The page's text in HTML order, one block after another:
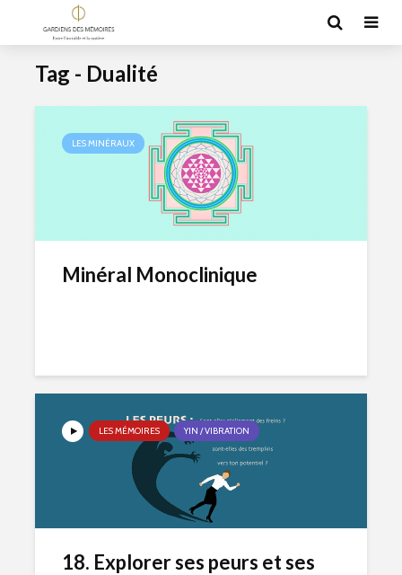
Tag - Dualité
LES MINÉRAUX
Minéral Monoclinique
LES MÉMOIRES YIN / VIBRATION
18. Explorer ses peurs et ses